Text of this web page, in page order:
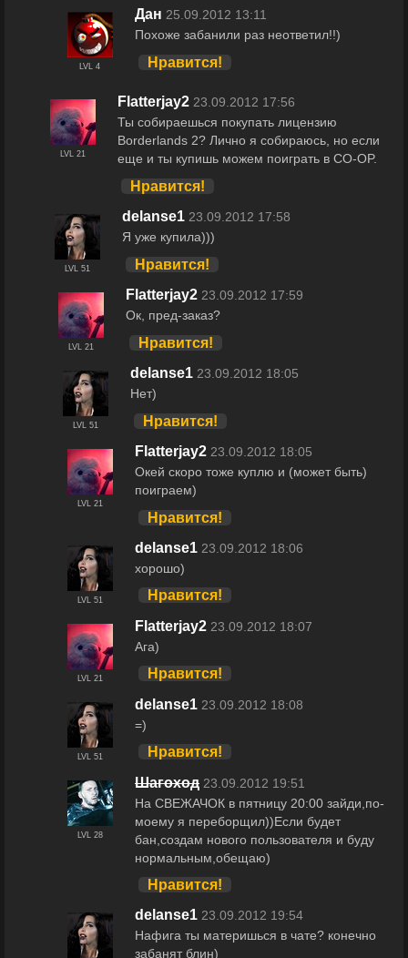
LVL 4
Дан 25.09.2012 13:11
Похоже забанили раз неответил!!)
Нравится!
LVL 21
Flatterjay2 23.09.2012 17:56
Ты собираешься покупать лицензию
Borderlands 2? Лично я собираюсь, но если
еще и ты купишь можем поиграть в CO-OP.
Нравится!
LVL 51
delanse1 23.09.2012 17:58
Я уже купила)))
Нравится!
LVL 21
Flatterjay2 23.09.2012 17:59
Ок, пред-заказ?
Нравится!
LVL 51
delanse1 23.09.2012 18:05
Нет)
Нравится!
LVL 21
Flatterjay2 23.09.2012 18:05
Окей скоро тоже куплю и (может быть)
поиграем)
Нравится!
LVL 51
delanse1 23.09.2012 18:06
хорошо)
Нравится!
LVL 21
Flatterjay2 23.09.2012 18:07
Ага)
Нравится!
LVL 51
delanse1 23.09.2012 18:08
=)
Нравится!
LVL 28
Шагоход 23.09.2012 19:51
На СВЕЖАЧОК в пятницу 20:00 зайди,по-
моему я переборщил))Если будет
бан,создам нового пользователя и буду
нормальным,обещаю)
Нравится!
delanse1 23.09.2012 19:54
Нафига ты материшься в чате? конечно
забанят блин)